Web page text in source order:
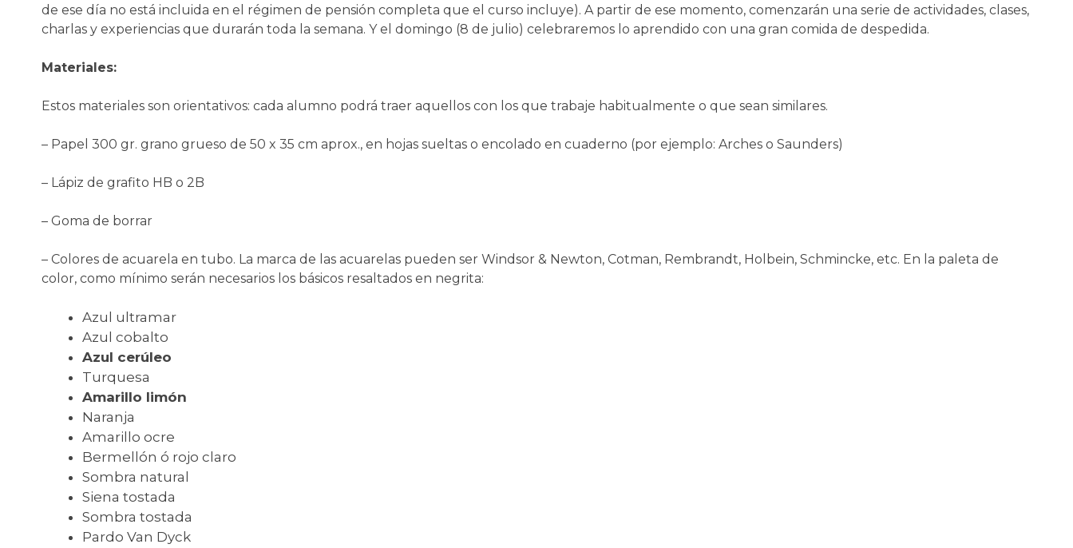
de ese día no está incluida en el régimen de pensión completa que el curso incluye). A partir de ese momento, comenzarán una serie de actividades, clases,
charlas y experiencias que durarán toda la semana. Y el domingo (8 de julio) celebraremos lo aprendido con una gran comida de despedida.
Materiales:
Estos materiales son orientativos: cada alumno podrá traer aquellos con los que trabaje habitualmente o que sean similares.
– Papel 300 gr. grano grueso de 50 x 35 cm aprox., en hojas sueltas o encolado en cuaderno (por ejemplo: Arches o Saunders)
– Lápiz de grafito HB o 2B
– Goma de borrar
– Colores de acuarela en tubo. La marca de las acuarelas pueden ser Windsor & Newton, Cotman, Rembrandt, Holbein, Schmincke, etc. En la paleta de
color, como mínimo serán necesarios los básicos resaltados en negrita:
Azul ultramar
Azul cobalto
Azul cerúleo
Turquesa
Amarillo limón
Naranja
Amarillo ocre
Bermellón ó rojo claro
Sombra natural
Siena tostada
Sombra tostada
Pardo Van Dyck